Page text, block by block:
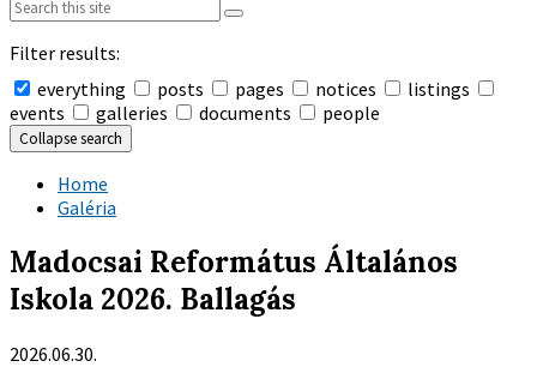
Filter results:
everything
posts pages notices
listings
events
galleries documents people
Collapse search
Home
Galéria
Madocsai Református Általános
Iskola 2026. Ballagás
2026.06.30.